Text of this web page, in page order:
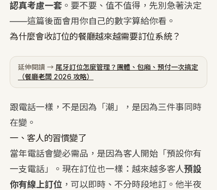
認真考慮一套 。要不要、值不值得，先別急著決定
——這篇後面會用你自己的數字算給你看。
為什麼會收訂位的餐廳越來越需要訂位系統？
延伸閱讀 → 尾牙訂位怎麼管理？團體、包廂、預付一次搞定
（餐廳老闆 2026 攻略）
跟電話一樣，不是因為「潮」，是因為三件事同時
在變。
一、客人的習慣變了
當年電話會變必需品，是因為客人開始「預設你有
一支電話」。現在訂位也一樣：越來越多客人預設
你有線上訂位 ，可以即時、不分時段地訂。他半夜